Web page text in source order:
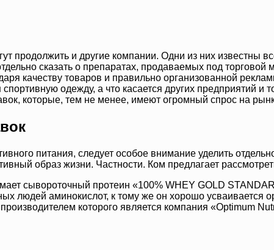
продолжить и другие компании. Одни из них известны
сказать о препаратах, продаваемых под
качеству товаров и правильно организованной
одежду, а что касается других предприятий и
которые, тем не менее, имеют огромный спрос на
питания, следует особое внимание уделить
образ жизни. Частности. Ком предлагает
сывороточный протеин «100% WHEY GOLD
людей аминокислот, к тому же он хорошо усваивается
которого является компания «Optimum